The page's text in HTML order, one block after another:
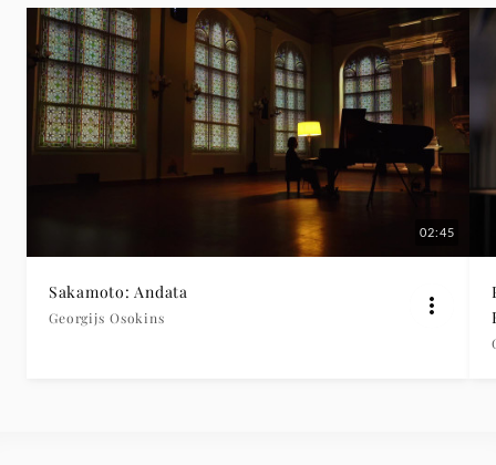
Grammophon
02:45
Sakamoto: Andata
Georgijs Osokins